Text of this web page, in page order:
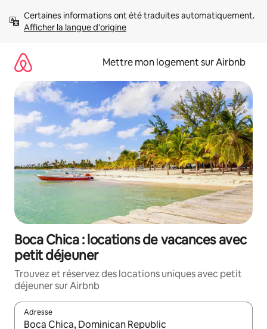
directement
Afficher la langue d'origine
Mettre mon logement sur Airbnb
Boca Chica : locations de vacances avec
petit déjeuner
Trouvez et réservez des locations uniques avec petit
déjeuner sur Airbnb
Adresse
Lorsque les résultats s'affichent, utilisez les flèches vers le